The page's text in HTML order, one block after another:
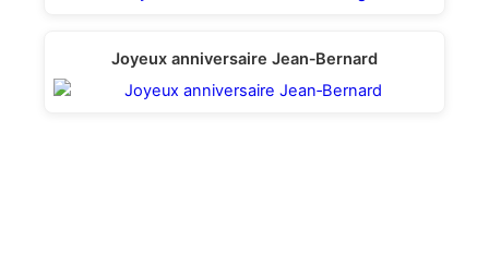
Joyeux anniversaire Jean‑Bernard